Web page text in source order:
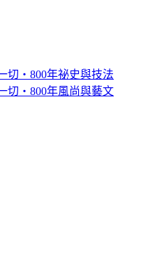
切‧800年祕史與技法
切‧800年風尚與藝文